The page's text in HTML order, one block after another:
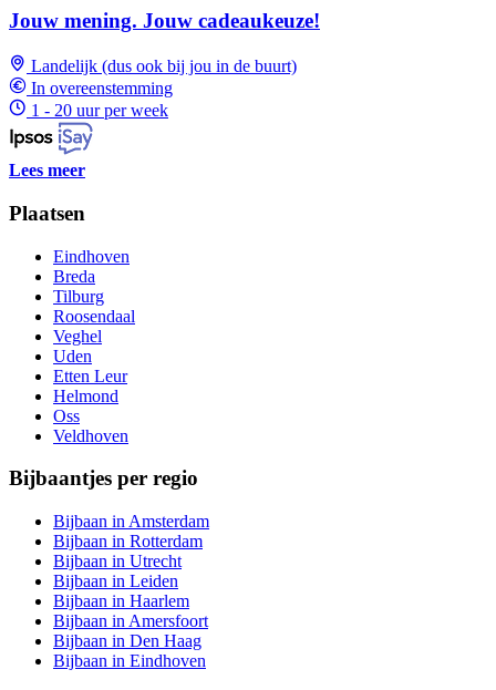
Jouw mening. Jouw cadeaukeuze!
Landelijk (dus ook bij jou in de buurt)
In overeenstemming
1 - 20 uur per week
Lees meer
Plaatsen
Eindhoven
Breda
Tilburg
Roosendaal
Veghel
Uden
Etten Leur
Helmond
Oss
Veldhoven
Bijbaantjes per regio
Bijbaan in Amsterdam
Bijbaan in Rotterdam
Bijbaan in Utrecht
Bijbaan in Leiden
Bijbaan in Haarlem
Bijbaan in Amersfoort
Bijbaan in Den Haag
Bijbaan in Eindhoven